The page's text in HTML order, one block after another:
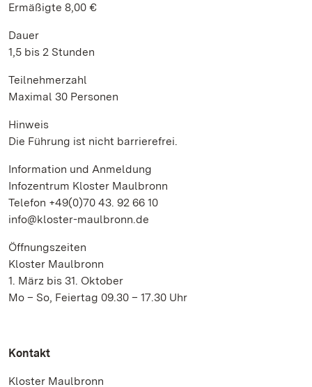
Ermäßigte 8,00 €
Dauer
1,5 bis 2 Stunden
Teilnehmerzahl
Maximal 30 Personen
Hinweis
Die Führung ist nicht barrierefrei.
Information und Anmeldung
Infozentrum Kloster Maulbronn
Telefon +49(0)70 43. 92 66 10
info@kloster-maulbronn.de
Öffnungszeiten
Kloster Maulbronn
1. März bis 31. Oktober
Mo – So, Feiertag 09.30 – 17.30 Uhr
Kontakt
Kloster Maulbronn